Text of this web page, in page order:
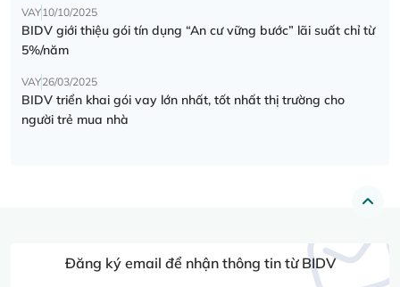
VAY10/10/2025
BIDV giới thiệu gói tín dụng “An cư vững bước” lãi suất chỉ từ
5%/năm
VAY26/03/2025
BIDV triển khai gói vay lớn nhất, tốt nhất thị trường cho
người trẻ mua nhà
Đăng ký email để nhận thông tin từ BIDV